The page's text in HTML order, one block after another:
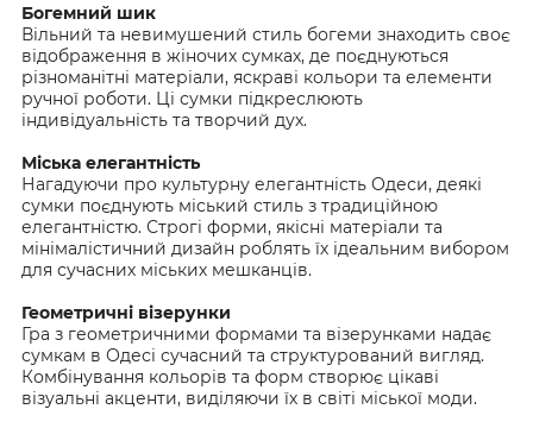
Богемний шик
Вільний та невимушений стиль богеми знаходить своє
відображення в жіночих сумках, де поєднуються
різноманітні матеріали, яскраві кольори та елементи
ручної роботи. Ці сумки підкреслюють
індивідуальність та творчий дух.
Міська елегантність
Нагадуючи про культурну елегантність Одеси, деякі
сумки поєднують міський стиль з традиційною
елегантністю. Строгі форми, якісні матеріали та
мінімалістичний дизайн роблять їх ідеальним вибором
для сучасних міських мешканців.
Геометричні візерунки
Гра з геометричними формами та візерунками надає
сумкам в Одесі сучасний та структурований вигляд.
Комбінування кольорів та форм створює цікаві
візуальні акценти, виділяючи їх в світі міської моди.